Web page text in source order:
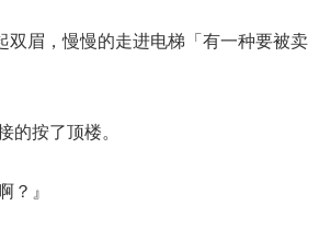
双眉，慢慢的走进电梯「有一种要被卖
的按了顶楼。
？』